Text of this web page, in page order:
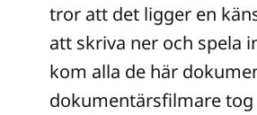
tror att det ligger en
att skriva ner och spela
kom alla de här
dokumentärsfilmare